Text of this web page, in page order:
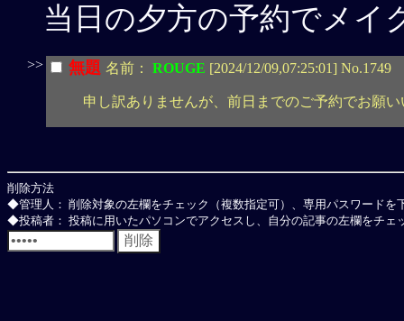
当日の夕方の予約でメイ
>> 無題 名前： ROUGE [2024/12/09,07:25:01] No.1749
申し訳ありませんが、前日までのご予約でお願
削除方法
◆管理人： 削除対象の左欄をチェック（複数指定可）、専用パスワードを
◆投稿者： 投稿に用いたパソコンでアクセスし、自分の記事の左欄をチ